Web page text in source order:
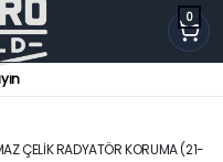
0
ÇELİK RADYATÖR KORUMA (21-